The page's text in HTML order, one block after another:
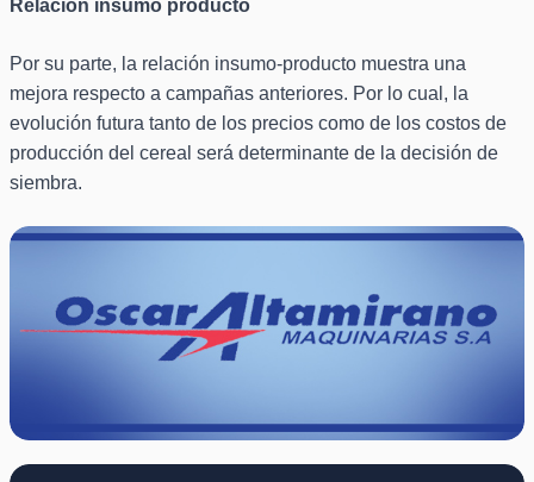
Relación insumo producto
Por su parte, la relación insumo-producto muestra una
mejora respecto a campañas anteriores. Por lo cual, la
evolución futura tanto de los precios como de los costos de
producción del cereal será determinante de la decisión de
siembra.